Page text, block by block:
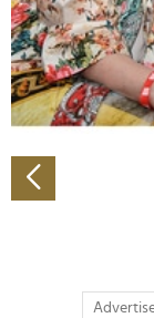
analysieren.
Verwendung
soziale Medien,
Partner führen
weiteren Daten
gesammelt